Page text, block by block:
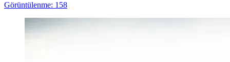
Görüntülenme: 158